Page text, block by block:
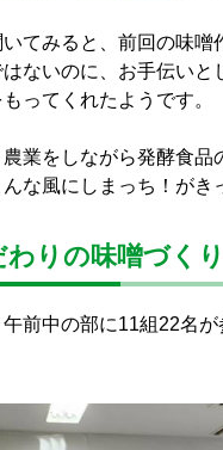
てみると、前回の味噌
ないのに、お手伝い
ってくれたようです。
農業をしながら発酵食
んな風にしまっち！がき
わりの味噌づく
前中の部に11組22名